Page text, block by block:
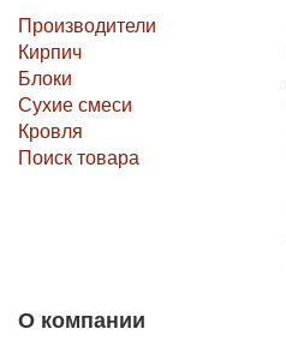
Производители
Кирпич
Блоки
Сухие смеси
Кровля
Поиск товара
О компании